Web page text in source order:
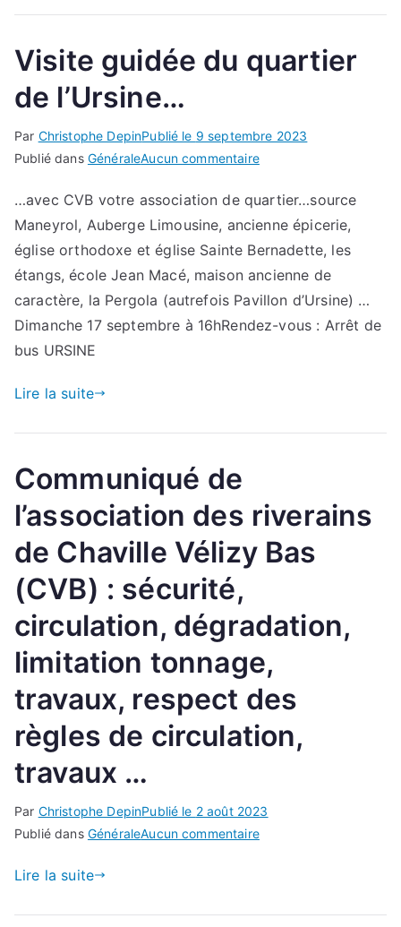
t-
No
24)
Visite guidée du quartier
de l’Ursine…
Par Christophe DepinPublié le 9 septembre 2023
Publié dans GénéraleAucun commentairesur
guidée
du
quartier
de
l’Ursine…
…avec CVB votre association de quartier…source
Maneyrol, Auberge Limousine, ancienne épicerie,
église orthodoxe et église Sainte Bernadette, les
étangs, école Jean Macé, maison ancienne de
caractère, la Pergola (autrefois Pavillon d’Ursine) …
Dimanche 17 septembre à 16hRendez-vous : Arrêt de
bus URSINE
Lire la suite
Communiqué de
l’association des riverains
de Chaville Vélizy Bas
(CVB) : sécurité,
circulation, dégradation,
limitation tonnage,
travaux, respect des
règles de circulation,
travaux …
Par Christophe DepinPublié le 2 août 2023
Publié dans GénéraleAucun commentairesur
Lire la suite